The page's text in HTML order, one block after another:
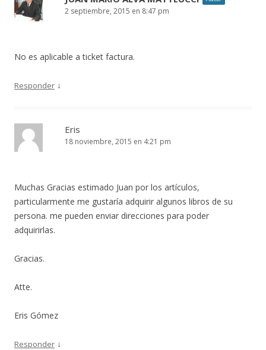
2 septiembre, 2015 en 8:47 pm
No es aplicable a ticket factura.
Responder ↓
Eris
18 noviembre, 2015 en 4:21 pm
Muchas Gracias estimado Juan por los artículos,
particularmente me gustaría adquirir algunos libros de su
persona. me pueden enviar direcciones para poder
adquirirlas.
Gracias.
Atte.
Eris Gómez
Responder ↓